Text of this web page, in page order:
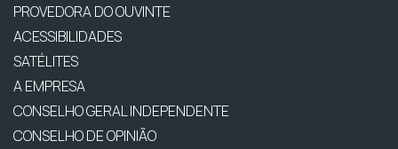
PROVEDORA DO OUVINTE
ACESSIBILIDADES
SATÉLITES
A EMPRESA
CONSELHO GERAL INDEPENDENTE
CONSELHO DE OPINIÃO